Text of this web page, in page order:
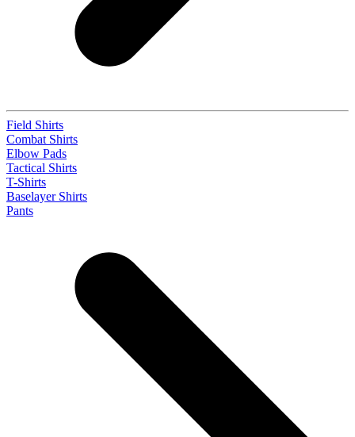
Field Shirts
Combat Shirts
Elbow Pads
Tactical Shirts
T-Shirts
Baselayer Shirts
Pants